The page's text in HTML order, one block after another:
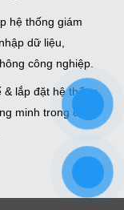
hệ thống giám
dữ liệu,
công nghiệp.
& lắp đặt hệ thống
minh trong công